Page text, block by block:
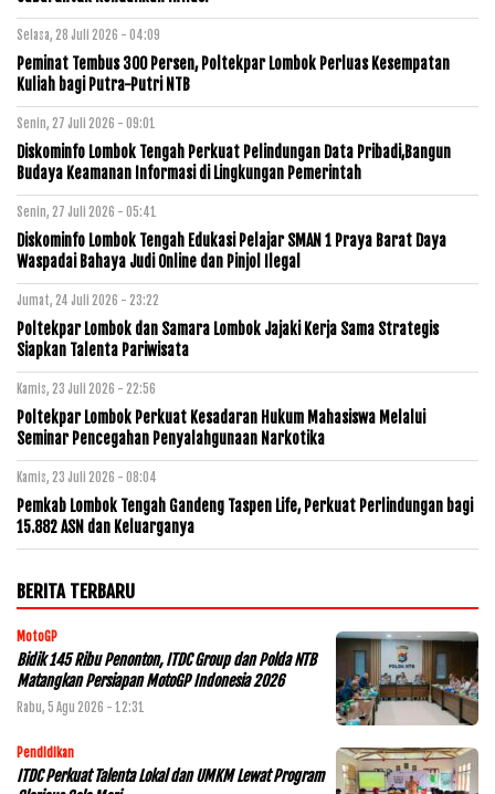
Selasa, 28 Juli 2026 - 04:09
Peminat Tembus 300 Persen, Poltekpar Lombok Perluas Kesempatan
Kuliah bagi Putra-Putri NTB
Senin, 27 Juli 2026 - 09:01
Diskominfo Lombok Tengah Perkuat Pelindungan Data Pribadi,Bangun
Budaya Keamanan Informasi di Lingkungan Pemerintah
Senin, 27 Juli 2026 - 05:41
Diskominfo Lombok Tengah Edukasi Pelajar SMAN 1 Praya Barat Daya
Waspadai Bahaya Judi Online dan Pinjol Ilegal
Jumat, 24 Juli 2026 - 23:22
Poltekpar Lombok dan Samara Lombok Jajaki Kerja Sama Strategis
Siapkan Talenta Pariwisata
Kamis, 23 Juli 2026 - 22:56
Poltekpar Lombok Perkuat Kesadaran Hukum Mahasiswa Melalui
Seminar Pencegahan Penyalahgunaan Narkotika
Kamis, 23 Juli 2026 - 08:04
Pemkab Lombok Tengah Gandeng Taspen Life, Perkuat Perlindungan bagi
15.882 ASN dan Keluarganya
BERITA TERBARU
MotoGP
Bidik 145 Ribu Penonton, ITDC Group dan Polda NTB
Matangkan Persiapan MotoGP Indonesia 2026
Rabu, 5 Agu 2026 - 12:31
Pendidikan
ITDC Perkuat Talenta Lokal dan UMKM Lewat Program